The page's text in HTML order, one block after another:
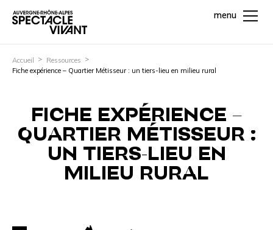
menu
Accueil
Ressources
Fiche expérience – Quartier Métisseur : un tiers-lieu en milieu rural
FICHE EXPÉRIENCE –
QUARTIER MÉTISSEUR :
UN TIERS-LIEU EN
MILIEU RURAL